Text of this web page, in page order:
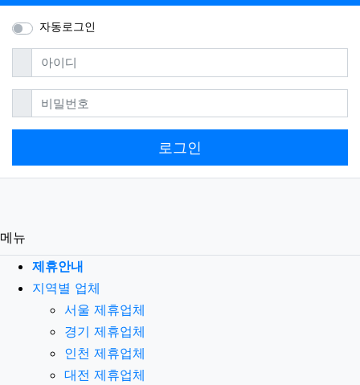
자동로그인
아이디필수
비밀번호필수
로그인
메뉴
제휴안내
지역별 업체
서울 제휴업체
경기 제휴업체
인천 제휴업체
대전 제휴업체